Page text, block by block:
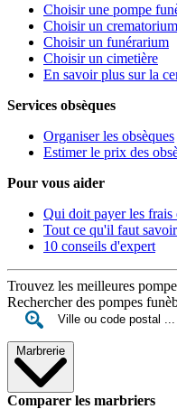
Choisir une pompe
Choisir un crematorium
Choisir un funérarium
Choisir un cimetière
En savoir plus sur la
Services obsèques
Organiser les obsèques
Estimer le prix des
Pour vous aider
Qui doit payer les frais
Tout ce qu'il faut
10 conseils d'expert
Trouvez les meilleures
Rechercher des pompes
Marbrerie
Comparer les marbriers